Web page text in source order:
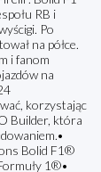
RB i
Po
na półce.
i fanom
na
korzystając
Builder, która
Bolid F1®
1®•